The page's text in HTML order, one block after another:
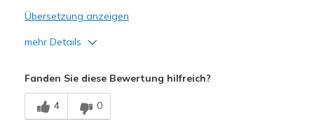
Übersetzung anzeigen
mehr Details
Width
Fanden Sie diese Bewertung hilfreich?
4 0